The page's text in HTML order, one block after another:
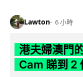
Lawton 6 小時
港夫婦澳門
Cam 睇到 2